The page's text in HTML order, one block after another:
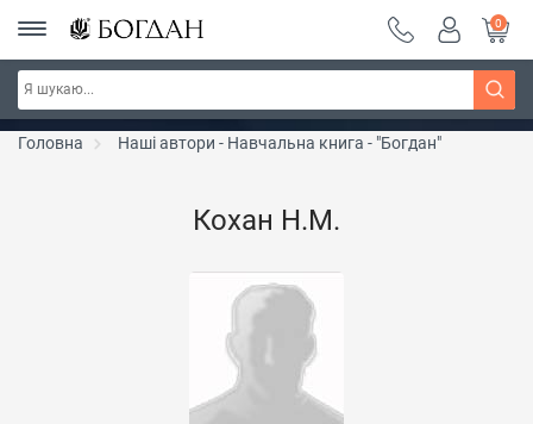
РОЗПРОДАЖ ~ 150 грн ~ 200 грн ~ 250 грн ~
300 грн ~ РОЗПРОДАЖ
Дізнатись більше
0
Головна Наші автори - Навчальна книга - "Богдан"
Кохан Н.М.